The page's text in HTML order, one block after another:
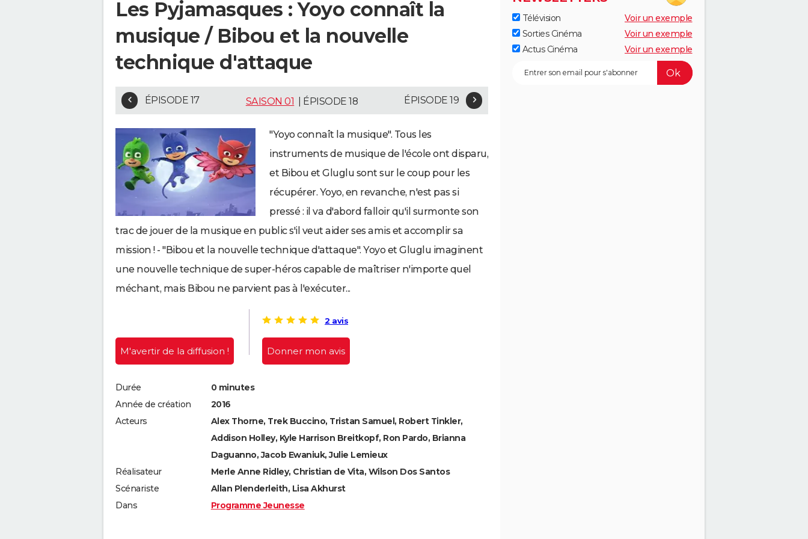
Les Pyjamasques : Yoyo connaît la
musique / Bibou et la nouvelle
technique d'attaque
ÉPISODE 17 SAISON 01 | ÉPISODE 18 ÉPISODE 19
"Yoyo connaît la musique". Tous les
instruments de musique de l'école ont disparu,
et Bibou et Gluglu sont sur le coup pour les
récupérer. Yoyo, en revanche, n'est pas si
pressé : il va d'abord falloir qu'il surmonte son
trac de jouer de la musique en public s'il veut aider ses amis et accomplir sa
mission ! - "Bibou et la nouvelle technique d'attaque". Yoyo et Gluglu imaginent
une nouvelle technique de super-héros capable de maîtriser n'importe quel
méchant, mais Bibou ne parvient pas à l'exécuter...
M'avertir de la diffusion !
2 avis
Donner mon avis
Durée
0 minutes
Année de création
2016
Acteurs
Alex Thorne, Trek Buccino, Tristan Samuel, Robert Tinkler,
Addison Holley, Kyle Harrison Breitkopf, Ron Pardo, Brianna
Daguanno, Jacob Ewaniuk, Julie Lemieux
Réalisateur
Merle Anne Ridley, Christian de Vita, Wilson Dos Santos
Scénariste
Allan Plenderleith, Lisa Akhurst
Dans
Programme Jeunesse
Télévision
Voir un exemple
Sorties Cinéma
Voir un exemple
Actus Cinéma
Voir un exemple